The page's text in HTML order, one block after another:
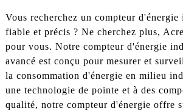
Vous recherchez un compteur
fiable et précis ? Ne cherchez plus,
pour vous. Notre compteur d'énergie
avancé est conçu pour mesurer et
la consommation d'énergie en milieu
une technologie de pointe et à des
qualité, notre compteur d'énergie offre